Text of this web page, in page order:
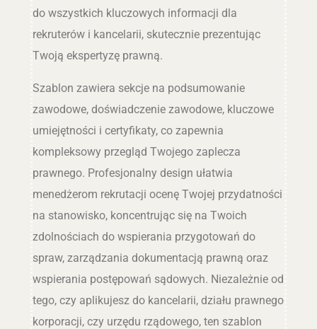
do wszystkich kluczowych informacji dla
rekruterów i kancelarii, skutecznie prezentując
Twoją ekspertyzę prawną.
Szablon zawiera sekcje na podsumowanie
zawodowe, doświadczenie zawodowe, kluczowe
umiejętności i certyfikaty, co zapewnia
kompleksowy przegląd Twojego zaplecza
prawnego. Profesjonalny design ułatwia
menedżerom rekrutacji ocenę Twojej przydatności
na stanowisko, koncentrując się na Twoich
zdolnościach do wspierania przygotowań do
spraw, zarządzania dokumentacją prawną oraz
wspierania postępowań sądowych. Niezależnie od
tego, czy aplikujesz do kancelarii, działu prawnego
korporacji, czy urzędu rządowego, ten szablon